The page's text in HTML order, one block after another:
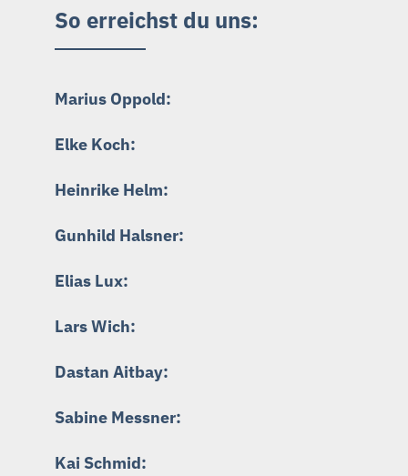
So erreichst du uns:
Marius Oppold:
Elke Koch:
Heinrike Helm:
Gunhild Halsner:
Elias Lux:
Lars Wich:
Dastan Aitbay:
Sabine Messner:
Kai Schmid: